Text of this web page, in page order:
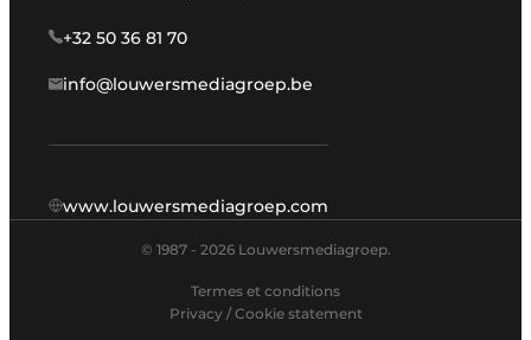
+32 50 36 81 70
info@louwersmediagroep.be
www.louwersmediagroep.com
© 1987 - 2026 Louwersmediagroep.
Termes et conditions
Privacy / Cookie statement